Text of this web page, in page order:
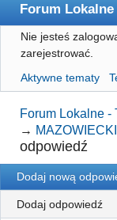
Forum
Główna
Użytkownicy
Rejestracja
Logowanie
Nie jesteś
zarejestrować.
Aktywne tematy
Forum Lokalne -
→
odpowiedź
Dodaj nową
Dodaj odpowiedź